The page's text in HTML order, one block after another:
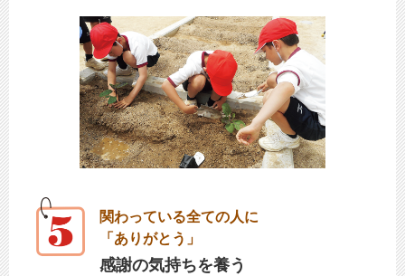
関わっている全ての人に
「ありがとう」
感謝の気持ちを養う